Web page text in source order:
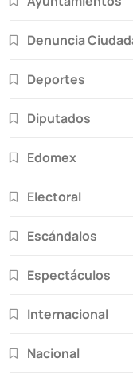
Denuncia
Deportes
Diputados
Edomex
Electoral
Escándalos
Espectáculos
Internacional
Nacional